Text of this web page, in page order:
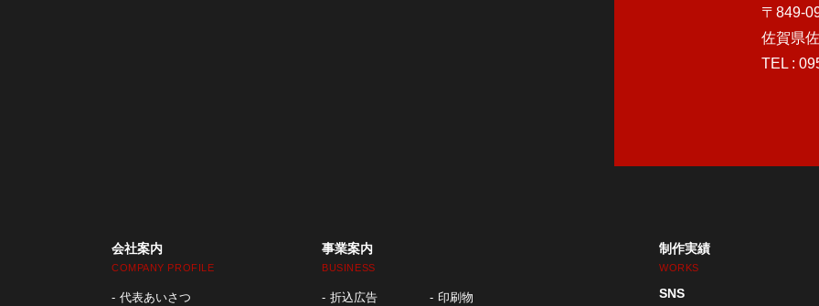
〒849-
佐賀県
TEL :
会社案内
COMPANY PROFILE
代表あいさつ
事業案内
BUSINESS
折込広告
印刷物
制作実績
WORKS
SNS